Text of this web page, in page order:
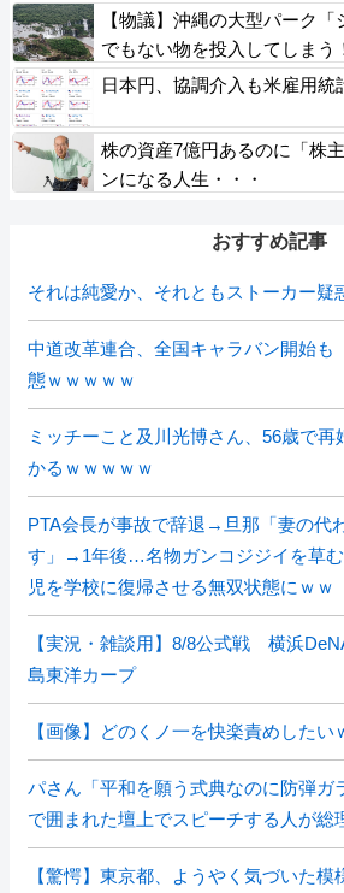
説明、クラファン立ち上げも
【物議】沖縄の大型パーク
でもない物を投入してしまう
日本円、協調介入も米雇用統
株の資産7億円あるのに「株
ンになる人生・・・
おすすめ記事
それは純愛か、それともストーカー疑
中道改革連合、全国キャラバン開始も
態ｗｗｗｗｗ
ミッチーこと及川光博さん、56歳で
かるｗｗｗｗｗ
PTA会長が事故で辞退→旦那「妻の代
す」→1年後…名物ガンコジジイを草
児を学校に復帰させる無双状態にｗｗ
【実況・雑談用】8/8公式戦 横浜
島東洋カープ
【画像】どのくノ一を快楽責めしたい
パさん「平和を願う式典なのに防弾ガ
で囲まれた壇上でスピーチする人が総
【驚愕】東京都、ようやく気づいた模